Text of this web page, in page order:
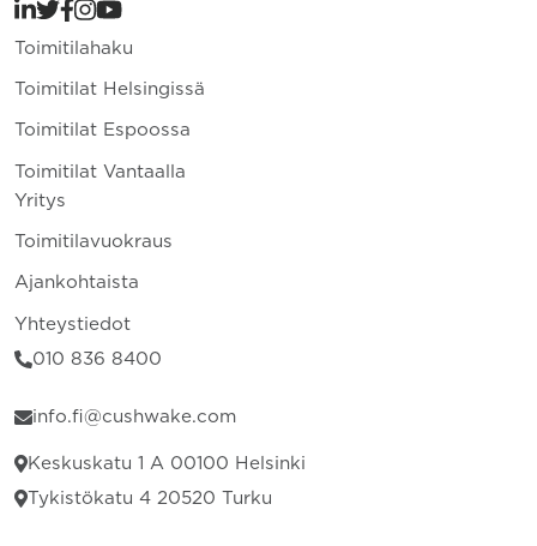
Toimitilahaku
Toimitilat Helsingissä
Toimitilat Espoossa
Toimitilat Vantaalla
Yritys
Toimitilavuokraus
Ajankohtaista
Yhteystiedot
010 836 8400
info.fi@cushwake.com
Keskuskatu 1 A 00100 Helsinki
Tykistökatu 4 20520 Turku